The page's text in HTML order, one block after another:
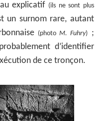
explicatif (ils ne sont plus
un surnom rare, autant
(photoM. Fuhry) ;
d’identifier
de ce tronçon.